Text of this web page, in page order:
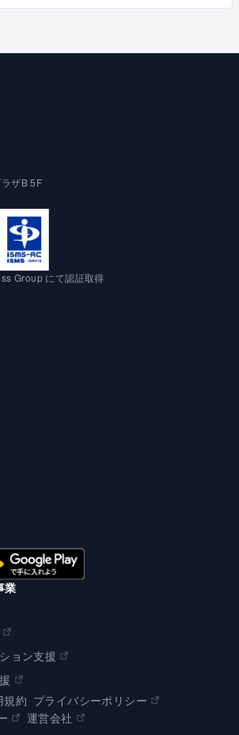
ザB 5F
Group にて認証取得
業
ョン支援
規約 プライバシーポリシー
運営会社